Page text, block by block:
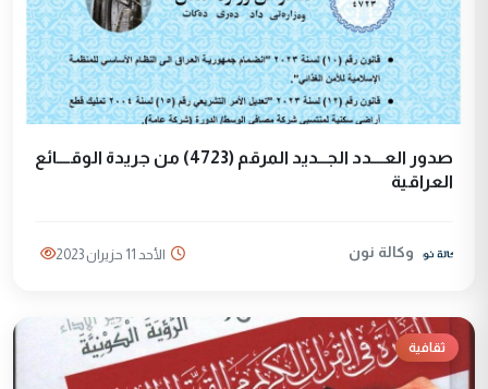
صدور العــــدد الجـــديد المرقم (4723)‏ من جريدة ‏الوقــــائع
العراقية
وكالة نون الأحد 11 حزيران 2023
ثقافية